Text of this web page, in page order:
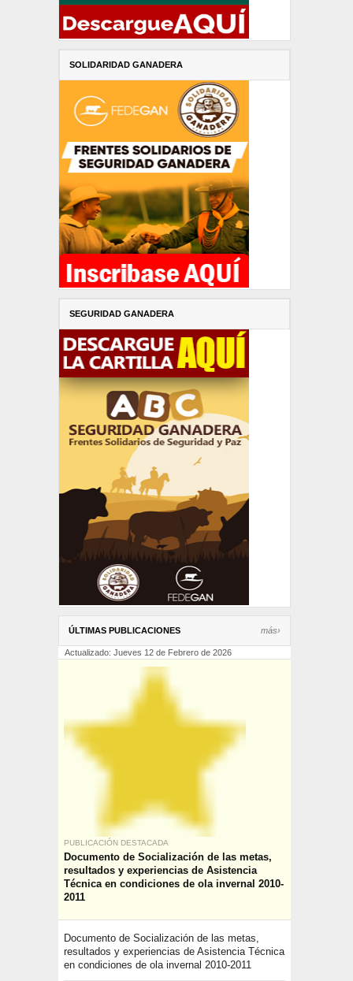
SOLIDARIDAD GANADERA
SEGURIDAD GANADERA
ÚLTIMAS PUBLICACIONES más›
Actualizado: Jueves 12 de Febrero de 2026
PUBLICACIÓN DESTACADA
Documento de Socialización de las metas,
resultados y experiencias de Asistencia
Técnica en condiciones de ola invernal 2010-
2011
Documento de Socialización de las metas,
resultados y experiencias de Asistencia Técnica
en condiciones de ola invernal 2010-2011